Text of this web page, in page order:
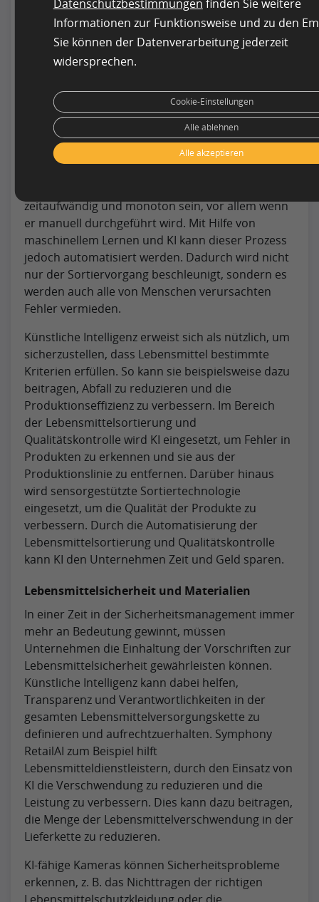
Trainingsdaten für maschinelles
Lernen & Künstliche Intelligenz
Produktsortierung, Lebensmittelsortierung
und Qualitätskontrolle
Die Sortierung von Lebensmitteln ist ein
notwendiger Schritt, um das ordnungsgemäße
zeitaufwändig und monoton sein, vor allem wenn
er manuell durchgeführt wird. Mit Hilfe von
maschinellem Lernen und KI kann dieser Prozess
jedoch automatisiert werden. Dadurch wird nicht
nur der Sortiervorgang beschleunigt, sondern es
werden auch alle von Menschen verursachten
Fehler vermieden.
Künstliche Intelligenz erweist sich als nützlich, um
sicherzustellen, dass Lebensmittel bestimmte
Kriterien erfüllen. So kann sie beispielsweise dazu
beitragen, Abfall zu reduzieren und die
Produktionseffizienz zu verbessern. Im Bereich
der Lebensmittelsortierung und
Qualitätskontrolle wird KI eingesetzt, um Fehler in
Produkten zu erkennen und sie aus der
Produktionslinie zu entfernen. Darüber hinaus
wird sensorgestützte Sortiertechnologie
eingesetzt, um die Qualität der Produkte zu
verbessern. Durch die Automatisierung der
Lebensmittelsortierung und Qualitätskontrolle
kann KI den Unternehmen Zeit und Geld sparen.
Lebensmittelsicherheit und Materialien
In einer Zeit in der Sicherheitsmanagement immer
mehr an Bedeutung gewinnt, müssen
Unternehmen die Einhaltung der Vorschriften zur
Lebensmittelsicherheit gewährleisten können.
Künstliche Intelligenz kann dabei helfen,
Transparenz und Verantwortlichkeiten in der
gesamten Lebensmittelversorgungskette zu
definieren und aufrechtzuerhalten. Symphony
RetailAI zum Beispiel hilft
Lebensmitteldienstleistern, durch den Einsatz von
KI die Verschwendung zu reduzieren und die
Leistung zu verbessern. Dies kann dazu beitragen,
die Menge der Lebensmittelverschwendung in der
Lieferkette zu reduzieren.
KI-fähige Kameras können Sicherheitsprobleme
erkennen, z. B. das Nichttragen der richtigen
Datenschutzbestimmungen finden Sie weitere
Informationen zur Funktionsweise und zu den
Sie können der Datenverarbeitung jederzeit
widersprechen.
Alle akzeptieren
Alle ablehnen
Cookie-Einstellungen